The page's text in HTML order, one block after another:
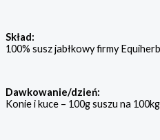
Skład:
100% susz jabłkowy firmy
Dawkowanie/dzień:
Konie i kuce – 100g suszu na